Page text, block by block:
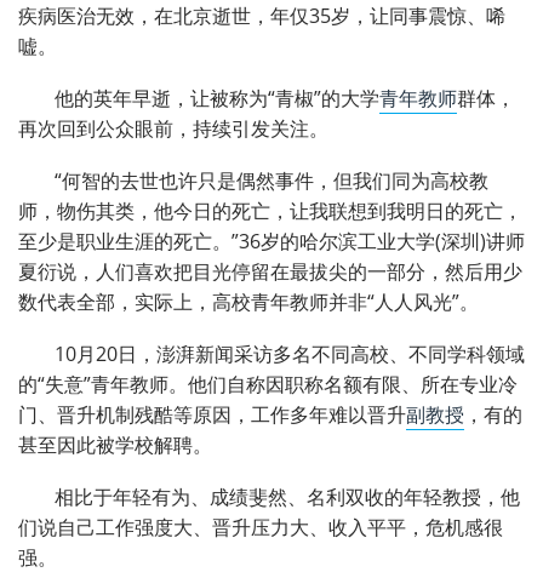
疾病医治无效，在北京逝世，年仅35岁，让同事震惊、唏
嘘。
他的英年早逝，让被称为“青椒”的大学青年教师群体，
再次回到公众眼前，持续引发关注。
“何智的去世也许只是偶然事件，但我们同为高校教
师，物伤其类，他今日的死亡，让我联想到我明日的死亡，
至少是职业生涯的死亡。”36岁的哈尔滨工业大学(深圳)讲师
夏衍说，人们喜欢把目光停留在最拔尖的一部分，然后用少
数代表全部，实际上，高校青年教师并非“人人风光”。
10月20日，澎湃新闻采访多名不同高校、不同学科领域
的“失意”青年教师。他们自称因职称名额有限、所在专业冷
门、晋升机制残酷等原因，工作多年难以晋升副教授 ，有的
甚至因此被学校解聘。
相比于年轻有为、成绩斐然、名利双收的年轻教授，他
们说自己工作强度大、晋升压力大、收入平平，危机感很
强。